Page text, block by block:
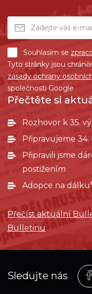
Souhlasím se
Tyto stránky jsou
zásady ochrany
společnosti Google
Přečtěte si
Rozhovor k 35.
Připravujeme
Připravili jsme
postižením
Adopce na dálku
Přečíst aktuální
Bulletinu
Sledujte nás